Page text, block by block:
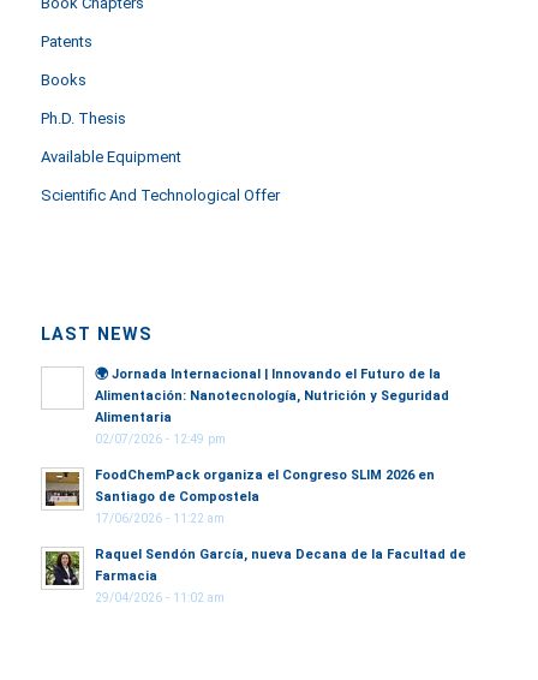
Patents
Books
Ph.D. Thesis
Available Equipment
Scientific And Technological Offer
LAST NEWS
🌍 Jornada Internacional | Innovando el Futuro de la
Alimentación: Nanotecnología, Nutrición y Seguridad
Alimentaria
02/07/2026 - 12:49 pm
FoodChemPack organiza el Congreso SLIM 2026 en
Santiago de Compostela
17/06/2026 - 11:22 am
Raquel Sendón García, nueva Decana de la Facultad de
Farmacia
29/04/2026 - 11:02 am